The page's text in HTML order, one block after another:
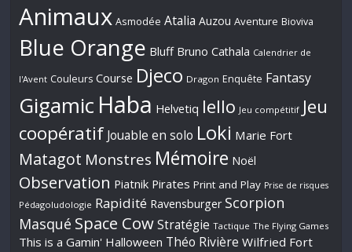
Animaux Asmodée Atalia Auzou Aventure Bioviva
Blue Orange Bluff Bruno Cathala Calendrier de
l'Avent Couleurs Course Djeco Dragon Enquête Fantasy
Gigamic Haba Helvetiq Iello Jeu compétitif Jeu
coopératif Jouable en solo Loki Marie Fort
Matagot Monstres Mémoire Noël
Observation Piatnik Pirates Print and Play Prise de risques
Pédagoludologie Rapidité Ravensburger Scorpion
Masqué Space Cow Stratégie Tactique The Flying Games
This is a Gamin' Halloween Théo Rivière Wilfried Fort